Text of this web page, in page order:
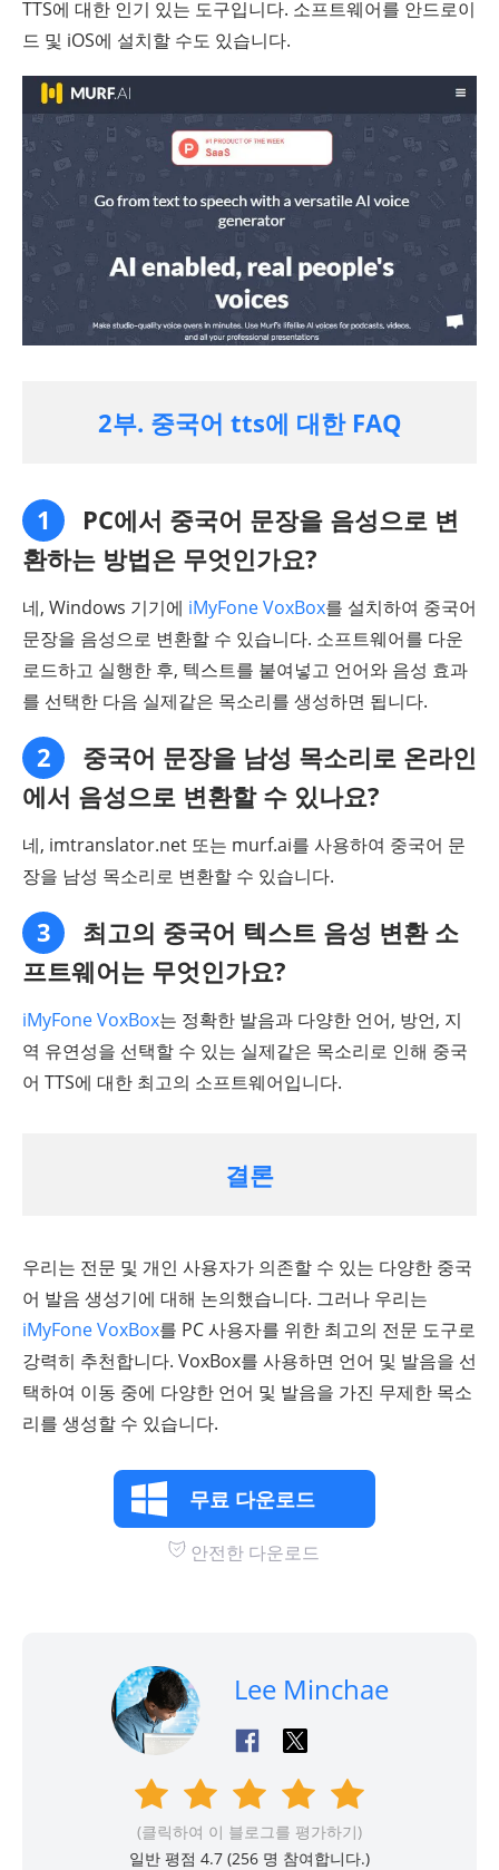
TTS에 대한 인기 있는 도구입니다. 소프트웨어를 안드로이
드 및 iOS에 설치할 수도 있습니다.
2부. 중국어 tts에 대한 FAQ
1
PC에서 중국어 문장을 음성으로 변
환하는 방법은 무엇인가요?
네, Windows 기기에 iMyFone VoxBox를 설치하여 중국어
문장을 음성으로 변환할 수 있습니다. 소프트웨어를 다운
로드하고 실행한 후, 텍스트를 붙여넣고 언어와 음성 효과
를 선택한 다음 실제같은 목소리를 생성하면 됩니다.
2
중국어 문장을 남성 목소리로 온라인
에서 음성으로 변환할 수 있나요?
네, imtranslator.net 또는 murf.ai를 사용하여 중국어 문
장을 남성 목소리로 변환할 수 있습니다.
3
최고의 중국어 텍스트 음성 변환 소
프트웨어는 무엇인가요?
iMyFone VoxBox는 정확한 발음과 다양한 언어, 방언, 지
역 유연성을 선택할 수 있는 실제같은 목소리로 인해 중국
어 TTS에 대한 최고의 소프트웨어입니다.
결론
우리는 전문 및 개인 사용자가 의존할 수 있는 다양한 중국
어 발음 생성기에 대해 논의했습니다. 그러나 우리는
iMyFone VoxBox를 PC 사용자를 위한 최고의 전문 도구로
강력히 추천합니다. VoxBox를 사용하면 언어 및 발음을 선
택하여 이동 중에 다양한 언어 및 발음을 가진 무제한 목소
리를 생성할 수 있습니다.
무료 다운로드
안전한 다운로드
Lee Minchae
(클릭하여 이 블로그를 평가하기)
일반 평점 4.7 (256 명 참여합니다.)